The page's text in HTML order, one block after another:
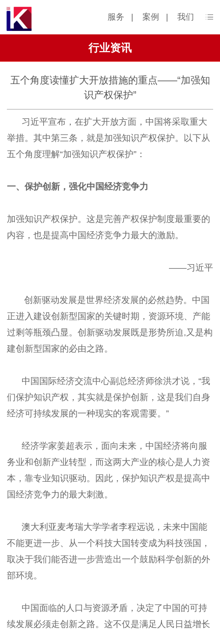
服务 | 案例 | 我们
行业资讯
五个角度读懂扩大开放措施的重点——“加强知
识产权保护”
习近平宣布，在扩大开放方面，中国将采取重大
举措。其中第三条，就是加强知识产权保护。以下从
五个角度理解“加强知识产权保护”：
一、保护创新，强化中国经济竞争力
加强知识产权保护。这是完善产权保护制度最重要的
内容，也是提高中国经济竞争力最大的激励。
——习近平
创新驱动发展是世界经济发展的必然趋势。中国
正进入建设创新型国家的关键时期，资源环境、产能
过剩等瓶颈凸显。创新驱动发展既是形势所迫,又是构
建创新型国家的必由之路。
中国国际经济交流中心副总经济师徐洪才说，“我
们保护知识产权，其实就是保护创新，这是我们自身
经济可持续发展的一种现实的客观需要。”
经济学家姜超表示，面向未来，中国经济将向服
务业和创新产业转型，而这两大产业的核心是人力资
本，靠专业知识驱动。因此，保护知识产权是提高中
国经济竞争力的最大刺激。
澳大利亚麦考瑞大学学者李程远说，未来中国能
不能更进一步、从一个科技大国转变成为科技强国，
取决于我们能否进一步营造出一个鼓励科学创新的外
部环境。
中国面临的人口与资源矛盾，决定了中国的可持
续发展必须走创新之路。这不仅是满足人民日益增长